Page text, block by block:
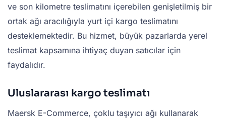
ve son kilometre teslimatını içerebilen genişletilmiş bir
ortak ağı aracılığıyla yurt içi kargo teslimatını
desteklemektedir. Bu hizmet, büyük pazarlarda yerel
teslimat kapsamına ihtiyaç duyan satıcılar için
faydalıdır.
Uluslararası kargo teslimatı
Maersk E-Commerce, çoklu taşıyıcı ağı kullanarak